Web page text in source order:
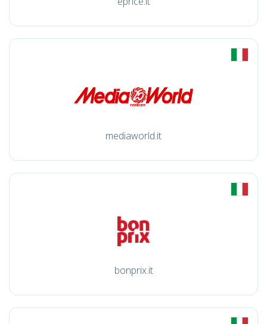
mediaworld.it
bonprix.it